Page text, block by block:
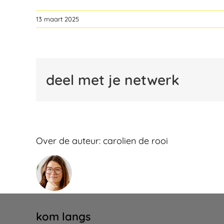
13 maart 2025
deel met je netwerk
Over de auteur: carolien de rooi
kom langs